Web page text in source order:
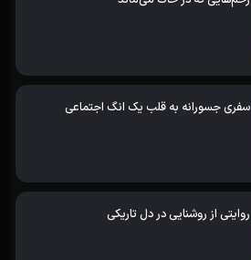
سفری جسورانه به قلب یک انگ اجتماعی
روایتی از روشنایی در دل تاریکی